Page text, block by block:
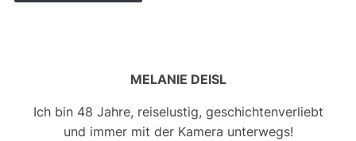
MELANIE DEISL
Ich bin 48 Jahre, reiselustig, geschichtenverliebt
und immer mit der Kamera unterwegs!